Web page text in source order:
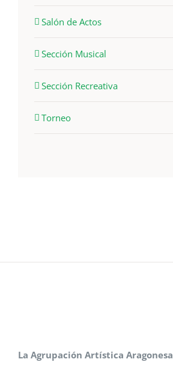
Salón de Actos
Sección Musical
Sección Recreativa
Torneo
La Agrupación Artística Aragonesa